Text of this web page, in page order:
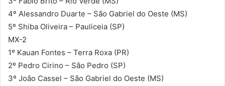
4º Alessandro Duarte – São Gabriel do Oeste (MS)
5º Shiba Oliveira – Pauliceia (SP)
MX-2
1º Kauan Fontes – Terra Roxa (PR)
2º Pedro Cirino – São Pedro (SP)
3º João Cassel – São Gabriel do Oeste (MS)